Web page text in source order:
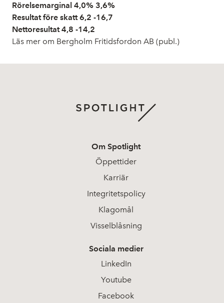
Rörelsemarginal 4,0% 3,6%
Resultat före skatt 6,2 -16,7
Nettoresultat 4,8 -14,2
Läs mer om Bergholm Fritidsfordon AB (publ.)
Om Spotlight
Öppettider
Karriär
Integritetspolicy
Klagomål
Visselblåsning
Sociala medier
LinkedIn
Youtube
Facebook